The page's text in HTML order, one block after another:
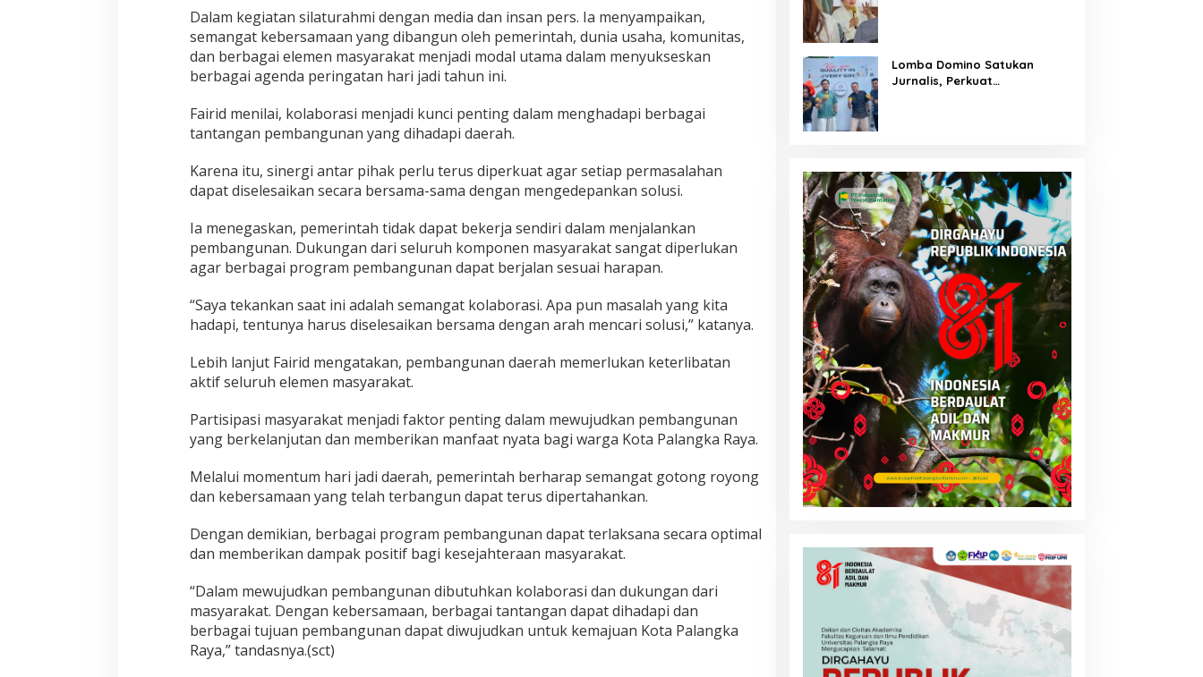
Dalam kegiatan silaturahmi dengan media dan insan pers. Ia menyampaikan,
semangat kebersamaan yang dibangun oleh pemerintah, dunia usaha, komunitas,
dan berbagai elemen masyarakat menjadi modal utama dalam menyukseskan
berbagai agenda peringatan hari jadi tahun ini.
Fairid menilai, kolaborasi menjadi kunci penting dalam menghadapi berbagai
tantangan pembangunan yang dihadapi daerah.
Karena itu, sinergi antar pihak perlu terus diperkuat agar setiap permasalahan
dapat diselesaikan secara bersama-sama dengan mengedepankan solusi.
Ia menegaskan, pemerintah tidak dapat bekerja sendiri dalam menjalankan
pembangunan. Dukungan dari seluruh komponen masyarakat sangat diperlukan
agar berbagai program pembangunan dapat berjalan sesuai harapan.
“Saya tekankan saat ini adalah semangat kolaborasi. Apa pun masalah yang kita
hadapi, tentunya harus diselesaikan bersama dengan arah mencari solusi,” katanya.
Lebih lanjut Fairid mengatakan, pembangunan daerah memerlukan keterlibatan
aktif seluruh elemen masyarakat.
Partisipasi masyarakat menjadi faktor penting dalam mewujudkan pembangunan
yang berkelanjutan dan memberikan manfaat nyata bagi warga Kota Palangka Raya.
Melalui momentum hari jadi daerah, pemerintah berharap semangat gotong royong
dan kebersamaan yang telah terbangun dapat terus dipertahankan.
Dengan demikian, berbagai program pembangunan dapat terlaksana secara optimal
dan memberikan dampak positif bagi kesejahteraan masyarakat.
“Dalam mewujudkan pembangunan dibutuhkan kolaborasi dan dukungan dari
masyarakat. Dengan kebersamaan, berbagai tantangan dapat dihadapi dan
berbagai tujuan pembangunan dapat diwujudkan untuk kemajuan Kota Palangka
Raya,” tandasnya.(sct)
Lomba Domino Satukan
Jurnalis, Perkuat